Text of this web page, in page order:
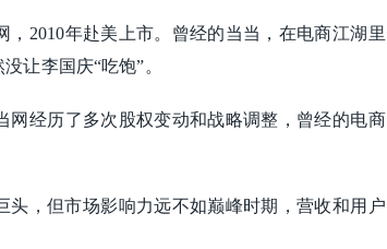
，2010年赴美上市。曾经的当当，在电商江湖里
让李国庆“吃饱”。
网经历了多次股权变动和战略调整，曾经的电商
头，但市场影响力远不如巅峰时期，营收和用户